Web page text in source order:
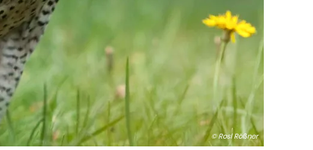
© Rosl Rößner